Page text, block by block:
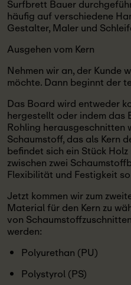
Surfbrett Bauer
häufig auf verschiedene
Gestalter, Maler und
Ausgehen vom Kern
Nehmen wir an, der Kunde
möchte. Dann beginnt der
Das Board wird entweder
hergestellt oder indem das
Rohling herausgeschnitten
Schaumstoff, das als Kern
befindet sich ein Stück
zwischen zwei
Flexibilität und Festigkeit
Jetzt kommen wir zum
Material für den Kern zu
von
werden:
Polyurethan (PU)
Polystyrol (PS)